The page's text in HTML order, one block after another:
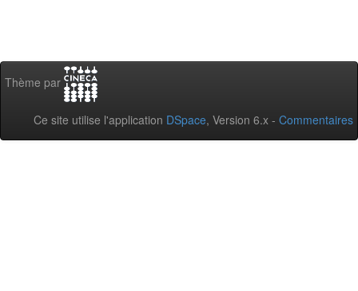
Thème par
Ce site utilise l'application DSpace, Version 6.x - Commentaires